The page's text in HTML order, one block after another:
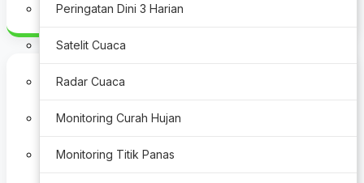
Peringatan Dini 3 Harian
Satelit Cuaca
Radar Cuaca
Monitoring Curah Hujan
Monitoring Titik PanasStasiun Geofisika